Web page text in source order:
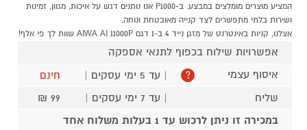
המציע מוצרים מומלצים במבצע. ב-P1000 אנו נותנים דגש על איכות, מגוון, זמינות
ושירות בלתי מתפשרים לצד קנייה מאובטחת ונוחה.
אצלנו, קניות באינטרנט של מזגן נייד 4 ב-1 דגם AIWA AI 11000P שוות לך פי אלף!
אפשרויות שילוח בכפוף לתנאי אספקה
איסוף עצמי
? | עד 5 ימי עסקים |
חינם
שליח
| עד 7 ימי עסקים |
99 ₪
במכירה זו ניתן לרכוש עד 1 בעלות משלוח אחד